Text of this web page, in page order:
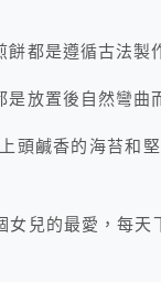
餅都是遵循古法製
放置後自然彎曲
頭鹹香的海苔和
女兒的最愛，每天